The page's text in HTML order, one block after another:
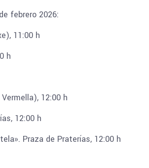
febrero 2026:
11:00 h
h
12:00 h
12:00 h
Praza de Praterías, 12:00 h